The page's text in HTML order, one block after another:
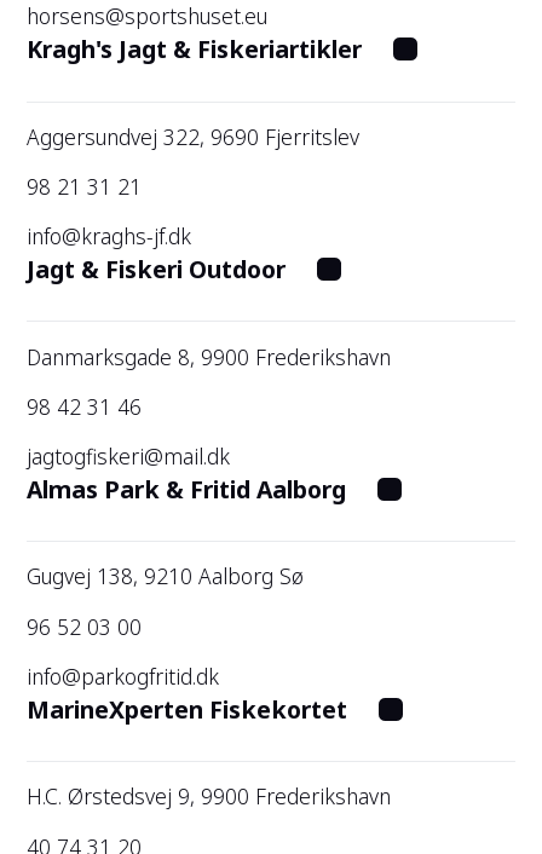
horsens@sportshuset.eu
Kragh's Jagt & Fiskeriartikler
Aggersundvej 322, 9690 Fjerritslev
98 21 31 21
info@kraghs-jf.dk
Jagt & Fiskeri Outdoor
Danmarksgade 8, 9900 Frederikshavn
98 42 31 46
jagtogfiskeri@mail.dk
Almas Park & Fritid Aalborg
Gugvej 138, 9210 Aalborg Sø
96 52 03 00
info@parkogfritid.dk
MarineXperten Fiskekortet
H.C. Ørstedsvej 9, 9900 Frederikshavn
40 74 31 20